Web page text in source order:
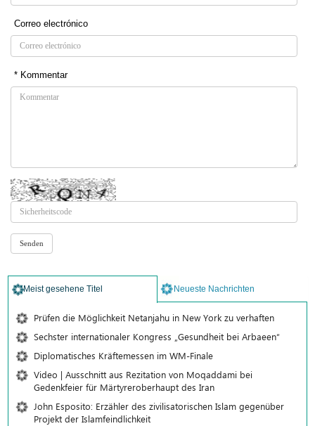
Correo electrónico
* Kommentar
Meist gesehene Titel Neueste Nachrichten
Prüfen die Möglichkeit Netanjahu in New York zu verhaften
Sechster internationaler Kongress „Gesundheit bei Arbaeen“
Diplomatisches Kräftemessen im WM-Finale
Video | Ausschnitt aus Rezitation von Moqaddami bei
Gedenkfeier für Märtyreroberhaupt des Iran
John Esposito: Erzähler des zivilisatorischen Islam gegenüber
Projekt der Islamfeindlichkeit